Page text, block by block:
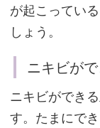
角
栓
毛
穴
の
が起こってい
しょう。
ニキビが
ニキビができ
す。たまにで